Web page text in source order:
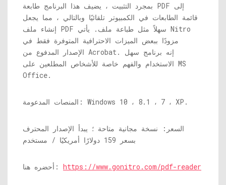
بمجرد التثبيت ، يضيف هذا البرنامج طابعة PDF إلى
قائمة الطابعات في الكمبيوتر تلقائيًا وبالتالي ، مما يجعل
إنشاء ملف PDF سهلاً مثل طباعة ملف. يأتي Nitro
مزودًا ببعض الميزات الاحترافية المتوفرة فقط في
الإصدار المدفوع من Acrobat. إنه برنامج سهل
الاستخدام والفهم خاصة للأشخاص المطلعين على MS
Office.
المنصات المدعومة: Windows 10 ، 8.1 ، 7 ، XP.
السعر: نسخة مجانية متاحة ؛ يبدأ الإصدار المحترف
بسعر 159 دولارًا أمريكيًا / مستخدم
أحضره هنا: https://www.gonitro.com/pdf-reader